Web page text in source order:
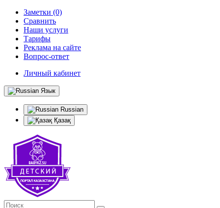
Заметки (0)
Сравнить
Наши услуги
Тарифы
Реклама на сайте
Вопрос-ответ
Личный кабинет
Язык
Russian
Қазақ